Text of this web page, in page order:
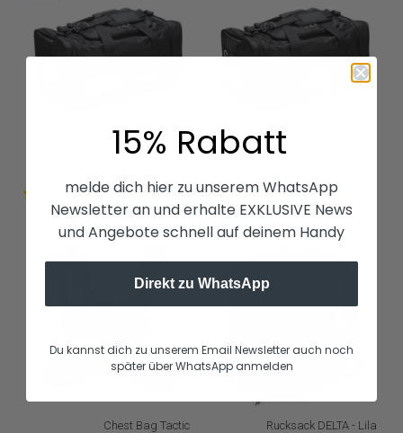
8
8
Chest Bag Tactic
Rucksack DELTA - Lila
15% Rabatt
melde dich hier zu unserem WhatsApp
Newsletter an und erhalte EXKLUSIVE News
und Angebote schnell auf deinem Handy
Direkt zu WhatsApp
Du kannst dich zu unserem Email Newsletter auch noch
später über WhatsApp anmelden